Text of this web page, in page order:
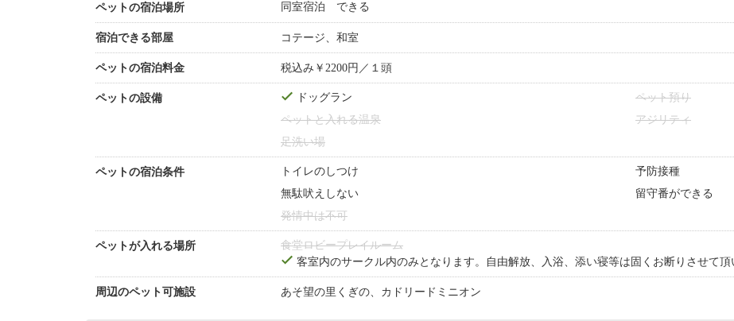
ペットの宿泊場所 同室宿泊 できる
宿泊できる部屋 コテージ、和室
ペットの宿泊料金 税込み￥2200円／１頭
ペットの設備 ドッグラン
ペット預り
ペットと入れる温泉
アジリティ
足洗い場
ペットの宿泊条件 トイレのしつけ
予防接種
無駄吠えしない
留守番ができる
発情中は不可
ペットが入れる場所 食堂ロビープレイルーム
客室内のサークル内のみとなります。自由解放、入浴、添い寝等は固くお断りさせて頂
周辺のペット可施設 あそ望の里くぎの、カドリードミニオン